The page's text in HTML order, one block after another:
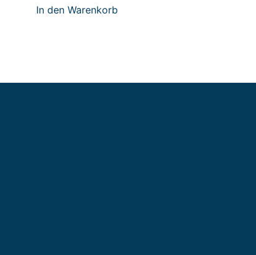
In den Warenkorb